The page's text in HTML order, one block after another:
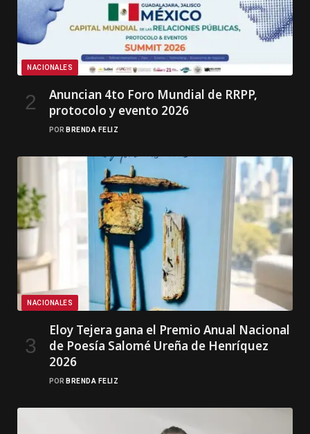
NACIONALES
Anuncian 4to Foro Mundial de RRPP,
protocolo y evento 2026
POR BRENDA FELIZ
NACIONALES
Eloy Tejera gana el Premio Anual Nacional
de Poesía Salomé Ureña de Henríquez
2026
POR BRENDA FELIZ